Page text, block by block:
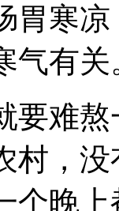
胃寒
气有关
难熬
村，
个晚